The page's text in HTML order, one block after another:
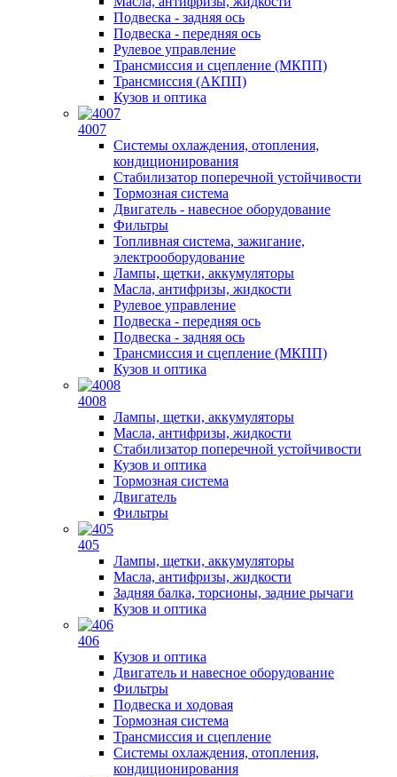
Подвеска - задняя ось
Подвеска - передняя ось
Рулевое управление
Трансмиссия и сцепление (МКПП)
Трансмиссия (АКПП)
Кузов и оптика
4007
Системы охлаждения, отопления,
кондиционирования
Стабилизатор поперечной устойчивости
Тормозная система
Двигатель - навесное оборудование
Фильтры
Топливная система, зажигание,
электрооборудование
Лампы, щетки, аккумуляторы
Масла, антифризы, жидкости
Рулевое управление
Подвеска - передняя ось
Подвеска - задняя ось
Трансмиссия и сцепление (МКПП)
Кузов и оптика
4008
Лампы, щетки, аккумуляторы
Масла, антифризы, жидкости
Стабилизатор поперечной устойчивости
Кузов и оптика
Тормозная система
Двигатель
Фильтры
405
Лампы, щетки, аккумуляторы
Масла, антифризы, жидкости
Задняя балка, торсионы, задние рычаги
Кузов и оптика
406
Кузов и оптика
Двигатель и навесное оборудование
Фильтры
Подвеска и ходовая
Тормозная система
Трансмиссия и сцепление
Системы охлаждения, отопления,
кондиционирования